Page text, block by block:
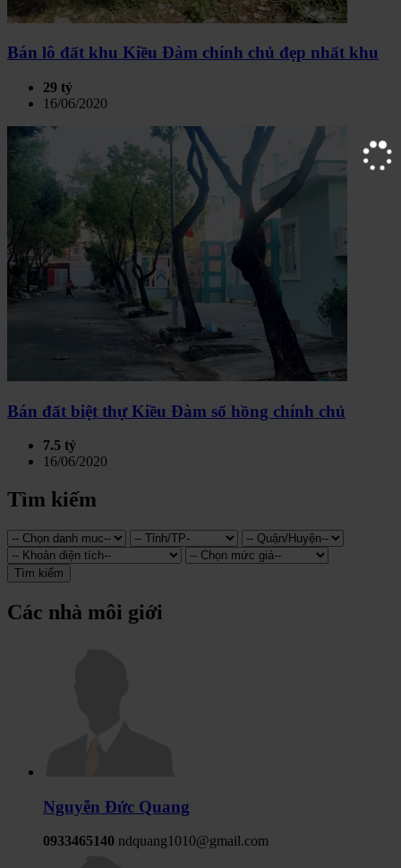
Bán lô đất khu Kiều Đàm chính chủ đẹp nhất khu
29 tỷ
16/06/2020
Bán đất biệt thự Kiều Đàm sổ hồng chính chủ
7.5 tỷ
16/06/2020
Tìm kiếm
Tìm kiếm
Các nhà môi giới
Nguyễn Đức Quang
0933465140 ndquang1010@gmail.com